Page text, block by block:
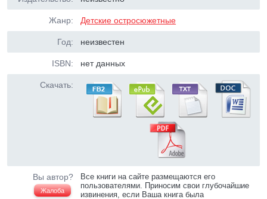
Жанр: Детские остросюжетные
Год: неизвестен
ISBN: нет данных
Скачать:
Вы автор?
Жалоба
Все книги на сайте размещаются его
пользователями. Приносим свои глубочайшие
извинения, если Ваша книга была